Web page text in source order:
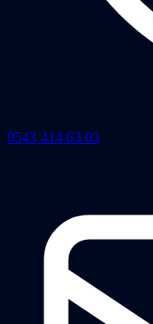
0543 414 63 03